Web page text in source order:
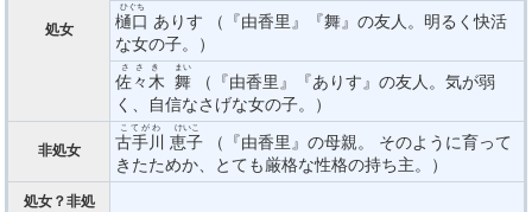
処女
樋口
ひぐち
ありす （『由香里』『舞』の友人。明るく快活
な女の子。）
佐々木
ささき
舞
まい
（『由香里』『ありす』の友人。気が弱
く、自信なさげな女の子。）
非処女 古手川
こてがわ
恵子
けいこ
（『由香里』の母親。 そのように育って
きたためか、とても厳格な性格の持ち主。）
処女？非処